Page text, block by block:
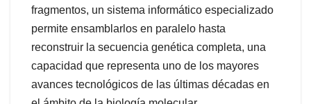
fragmentos, un sistema informático especializado
permite ensamblarlos en paralelo hasta
reconstruir la secuencia genética completa, una
capacidad que representa uno de los mayores
avances tecnológicos de las últimas décadas en